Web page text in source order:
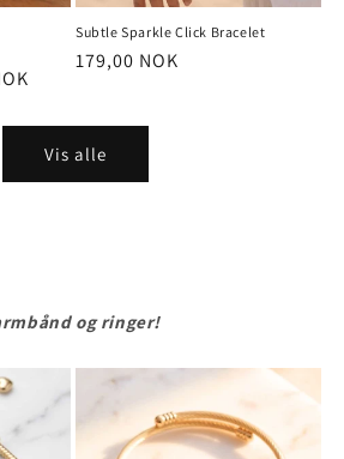
Subtle Sparkle Click Bracelet
Vanlig
179,00 NOK
Vis alle
og ringer!